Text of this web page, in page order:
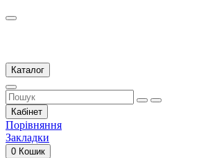
Каталог
Кабінет
Порівняння
Закладки
0 Кошик